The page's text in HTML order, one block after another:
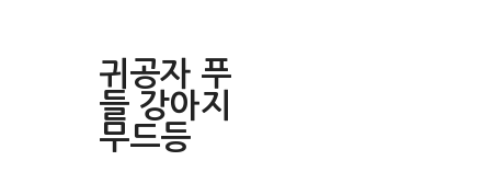
귀공자 푸
들 강아지
무드등